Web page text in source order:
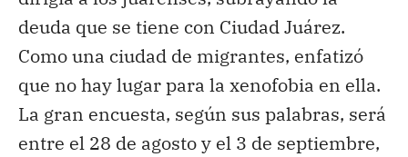
deuda que se tiene con Ciudad Juárez.
Como una ciudad de migrantes, enfatizó
que no hay lugar para la xenofobia en ella.
La gran encuesta, según sus palabras, será
entre el 28 de agosto y el 3 de septiembre,